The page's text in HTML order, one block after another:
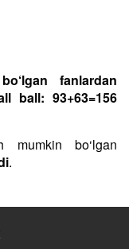
fanlardan
ball: 93+63=156
mumkin bo‘lgan
.